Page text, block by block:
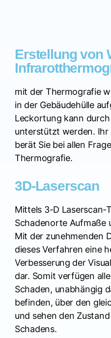
Erstellung von
mit der Thermografie
in der Gebäudehülle
Leckortung kann
unterstützt werden. Ihr
berät Sie bei allen
Thermografie.
3D-Laserscan
Mittels 3-D Laserscan-
Schadenorte Aufmaße
Mit der zunehmenden
dieses Verfahren eine
Verbesserung der
dar. Somit verfügen
Schaden, unabhängig
befinden, über den
und sehen den
Schadens.